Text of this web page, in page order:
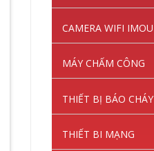
CAMERA WIFI IMOU
MÁY CHẤM CÔNG
THIẾT BỊ BÁO CHÁY
THIẾT BI MẠNG